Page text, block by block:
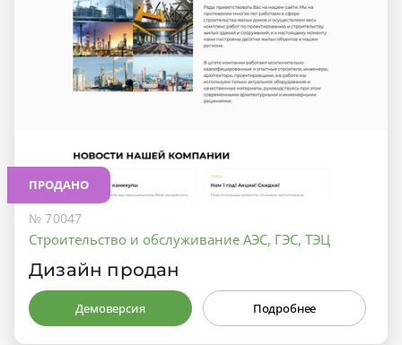
ПРОДАНО
№ 70047
Строительство и обслуживание АЭС, ГЭС, ТЭЦ
Дизайн продан
Демоверсия Подробнее